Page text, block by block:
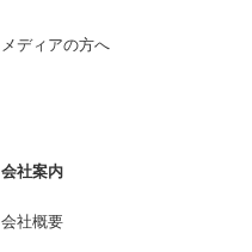
メディアの方へ
会社案内
会社概要